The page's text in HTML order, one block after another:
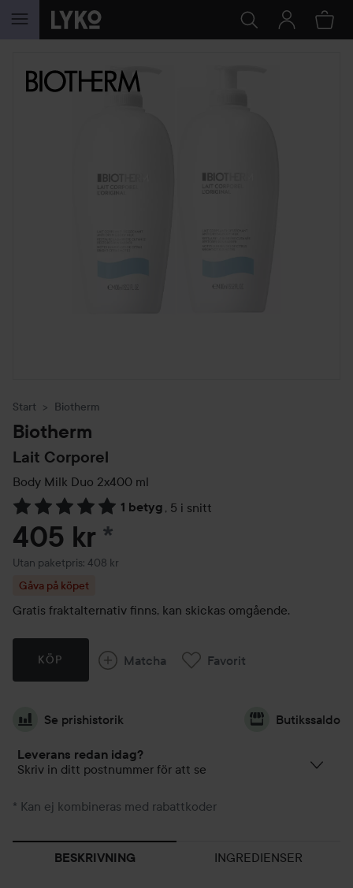
HOPPA TILL INNEHÅLLET
Start Biotherm
Biotherm
Lait Corporel
Body Milk Duo 2x400 ml
1 betyg , 5 i snitt
Hoppa till Betyg & kommentarer
405 kr *
Utan paketpris: 408 kr
Gåva på köpet
Gratis fraktalternativ finns, kan skickas omgående.
KÖP Matcha Favorit
Se prishistorik Butikssaldo
Leverans redan idag?
Skriv in ditt postnummer för att se
* Kan ej kombineras med rabattkoder
BESKRIVNING INGREDIENSER